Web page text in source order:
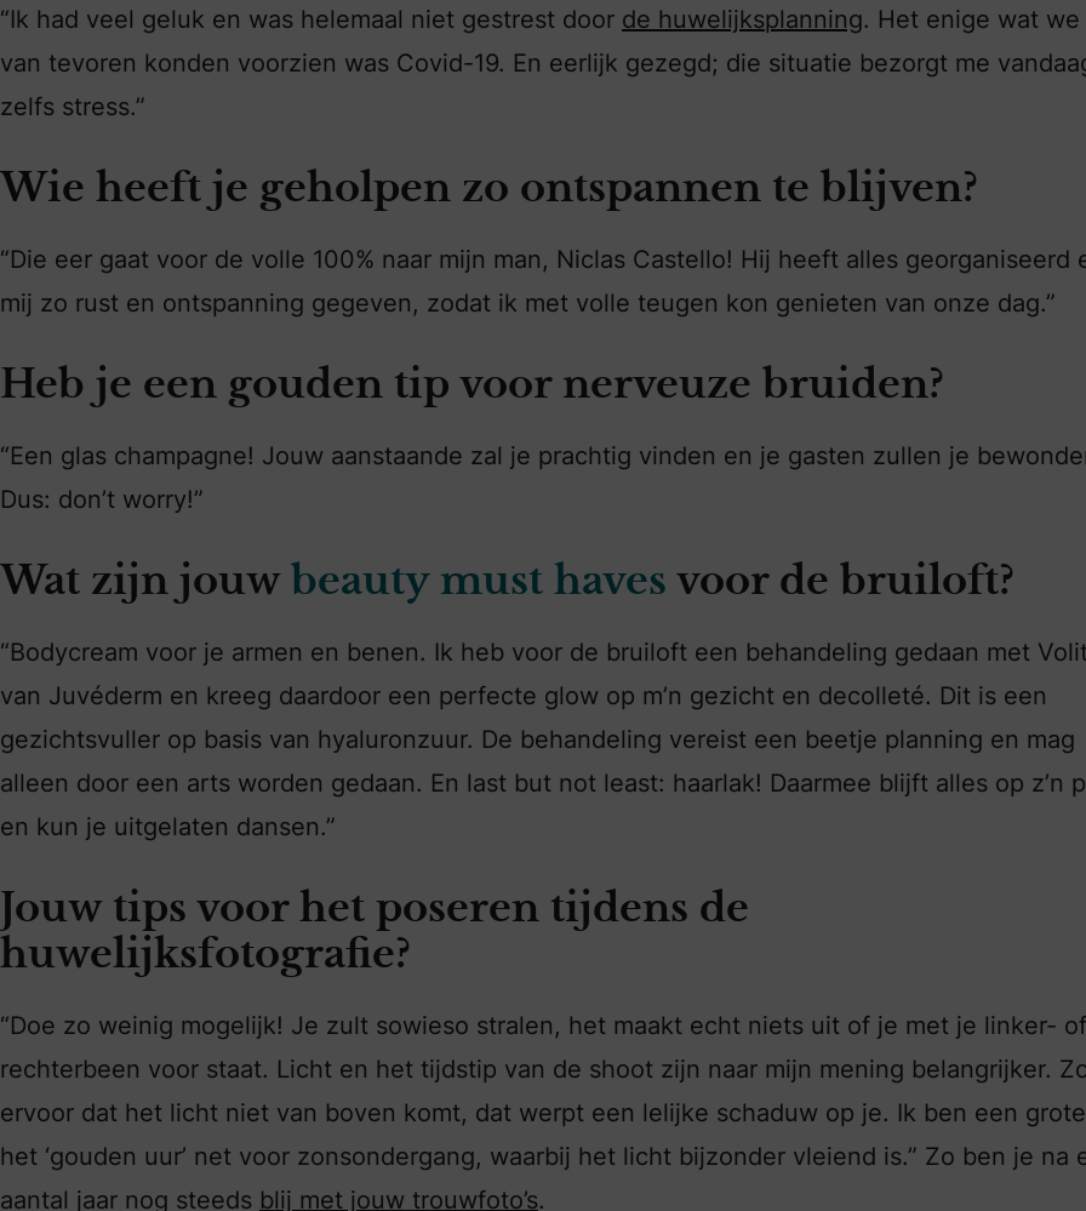
“Ik had veel geluk en was helemaal niet gestrest door de huwelijksplanning. Het enige wat
van tevoren konden voorzien was Covid-19. En eerlijk gezegd; die situatie bezorgt me
zelfs stress.”
Wie heeft je geholpen zo ontspannen te blijven?
“Die eer gaat voor de volle 100% naar mijn man, Niclas Castello! Hij heeft alles georganiseerd
mij zo rust en ontspanning gegeven, zodat ik met volle teugen kon genieten van onze dag.”
Heb je een gouden tip voor nerveuze bruiden?
“Een glas champagne! Jouw aanstaande zal je prachtig vinden en je gasten zullen je
Dus: don’t worry!”
Wat zijn jouwbeauty must haves voor de bruiloft?
“Bodycream voor je armen en benen. Ik heb voor de bruiloft een behandeling gedaan met
van Juvéderm en kreeg daardoor een perfecte glow op m’n gezicht en decolleté. Dit is een
gezichtsvuller op basis van hyaluronzuur. De behandeling vereist een beetje planning en mag
alleen door een arts worden gedaan. En last but not least: haarlak! Daarmee blijft alles op z’n
en kun je uitgelaten dansen.”
Jouw tips voor het poseren tijdens de
huwelijksfotografie?
“Doe zo weinig mogelijk! Je zult sowieso stralen, het maakt echt niets uit of je met je linker- of
rechterbeen voor staat. Licht en het tijdstip van de shoot zijn naar mijn mening belangrijker.
ervoor dat het licht niet van boven komt, dat werpt een lelijke schaduw op je. Ik ben een
het ‘gouden uur’ net voor zonsondergang, waarbij het licht bijzonder vleiend is.” Zo ben je na
aantal jaar nog steeds blij met jouw trouwfoto’s.